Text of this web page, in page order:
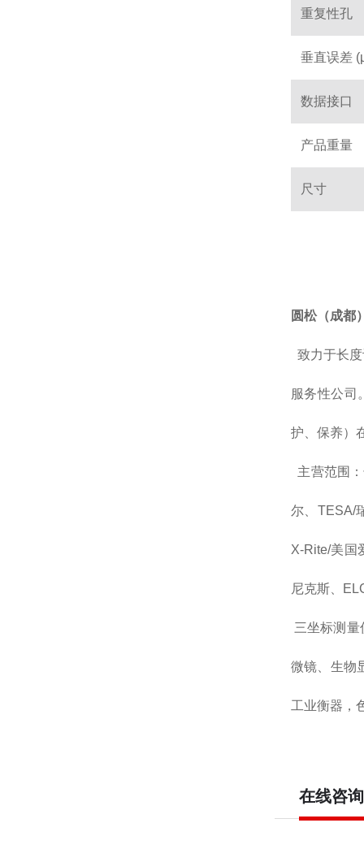
重复性孔
垂直误差
数据接口
产品重量
尺寸
圆松（成都
致力于长
服务性公司
护、保养）
主营范围
尔、TESA/
X-Rite/美国
尼克斯、
三坐标测量
微镜、生物
工业衡器，
在线咨询